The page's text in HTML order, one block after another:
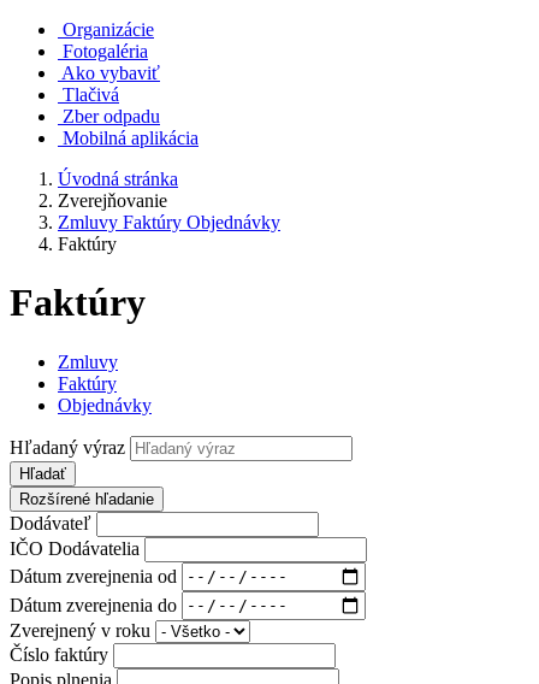
Organizácie
Fotogaléria
Ako vybaviť
Tlačivá
Zber odpadu
Mobilná aplikácia
Úvodná stránka
Zverejňovanie
Zmluvy Faktúry Objednávky
Faktúry
Faktúry
Zmluvy
Faktúry
Objednávky
Hľadaný výraz
Hľadať
Rozšírené hľadanie
Dodávateľ
IČO Dodávatelia
Dátum zverejnenia od
Dátum zverejnenia do
Zverejnený v roku
Číslo faktúry
Popis plnenia